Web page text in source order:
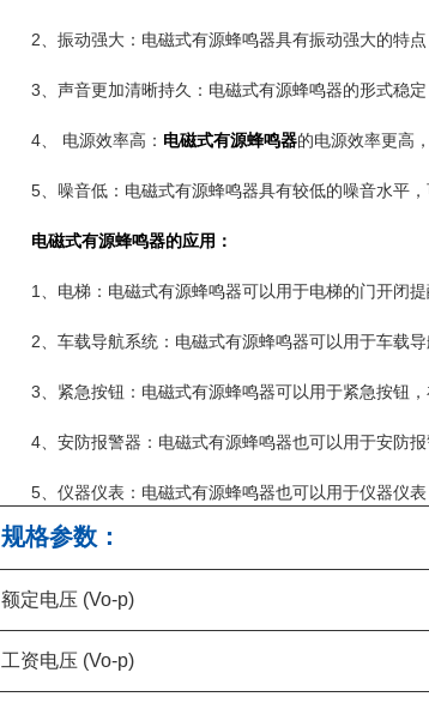
2、振动强大：电磁式有源蜂鸣器具有振动强大的特
3、声音更加清晰持久：电磁式有源蜂鸣器的形式稳定
4、 电源效率高： 电磁式有源蜂鸣器的电源效率更高
5、噪音低：电磁式有源蜂鸣器具有较低的噪音水平，
电磁式有源蜂鸣器的应用：
1、电梯：电磁式有源蜂鸣器可以用于电梯的门开闭提
2、车载导航系统：电磁式有源蜂鸣器可以用于车载
3、紧急按钮：电磁式有源蜂鸣器可以用于紧急按钮，
4、安防报警器：电磁式有源蜂鸣器也可以用于安防
5、仪器仪表：电磁式有源蜂鸣器也可以用于仪器仪
规格参数：
额定电压 (Vo-p)
工资电压 (Vo-p)